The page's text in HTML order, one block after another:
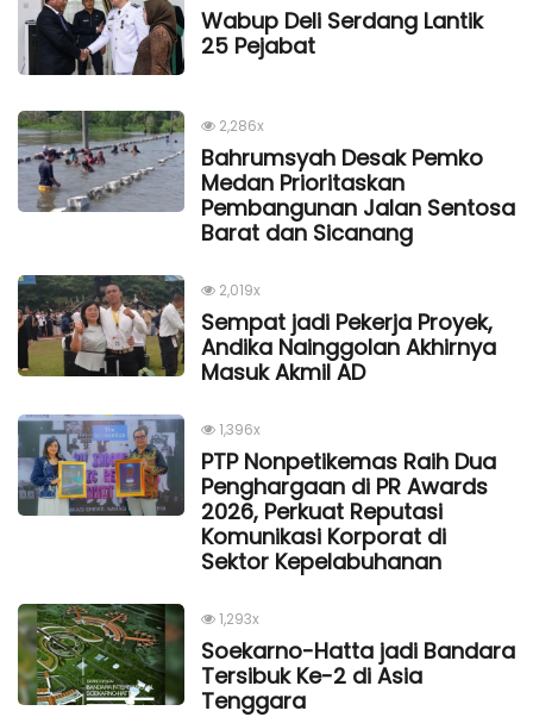
Wabup Deli Serdang Lantik
25 Pejabat
2,286x
Bahrumsyah Desak Pemko
Medan Prioritaskan
Pembangunan Jalan Sentosa
Barat dan Sicanang
2,019x
Sempat jadi Pekerja Proyek,
Andika Nainggolan Akhirnya
Masuk Akmil AD
1,396x
PTP Nonpetikemas Raih Dua
Penghargaan di PR Awards
2026, Perkuat Reputasi
Komunikasi Korporat di
Sektor Kepelabuhanan
1,293x
Soekarno-Hatta jadi Bandara
Tersibuk Ke-2 di Asia
Tenggara